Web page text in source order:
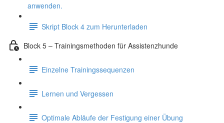
anwenden.
Skript Block 4 zum Herunterladen
Block 5 – Trainingsmethoden für Assistenzhunde
Einzelne Trainingssequenzen
Lernen und Vergessen
Optimale Abläufe der Festigung einer Übung